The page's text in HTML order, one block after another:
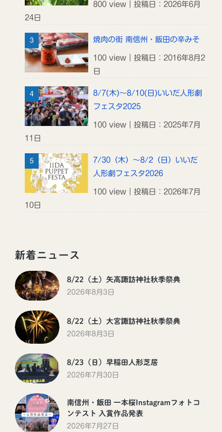
800 view｜投稿日：2026年6月
24日
焼肉の街 南信州・飯田の辛みそ
100 view｜投稿日：2016年8月2
日
8/7(木)～8/10(日)いいだ人形劇
フェスタ2025
100 view｜投稿日：2025年7月
11日
7/30（木）～8/2（日）いいだ
人形劇フェスタ2026
100 view｜投稿日：2026年7月
10日
新着ニュース
8/22（土）矢高諏訪神社秋季祭典
2026年8月3日
8/22（土）大宮諏訪神社秋季祭典
2026年8月3日
8/23（日）早稲田人形芝居
2026年7月30日
南信州・飯田 一本桜Instagramフォトコ
ンテスト 入賞作品発表
2026年7月27日